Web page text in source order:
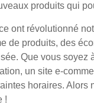
produits qui
ont révolutionné
de produits, des
Que vous soyez
un site e-
horaires. Alors
!